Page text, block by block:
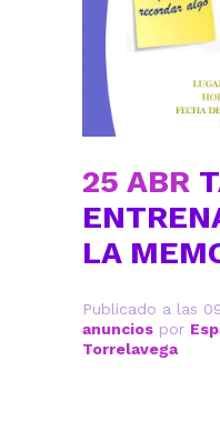
25 ABR
LA
Publicado a las
anuncios por
Torrelavega